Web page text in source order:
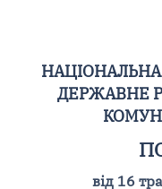
ДЕРЖАВНЕ
від 16